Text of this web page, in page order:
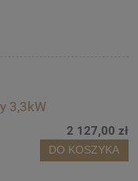
3,3kW
2 127,00 zł
DO KOSZYKA